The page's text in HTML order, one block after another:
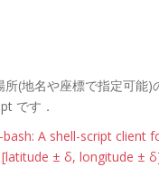
(地名や座標で指定可能
です．
A shell-script client
± δ, longitude ±